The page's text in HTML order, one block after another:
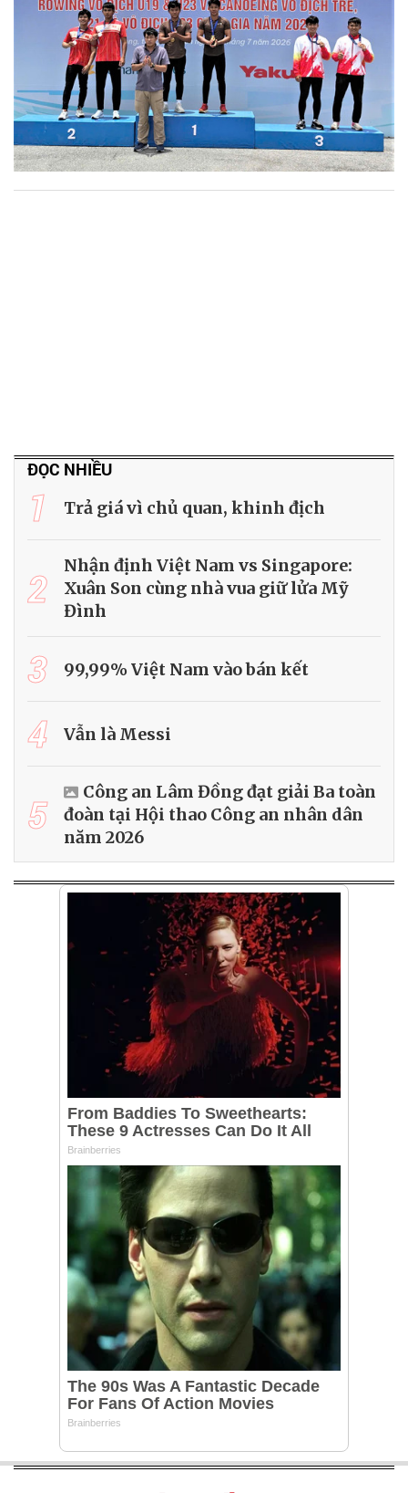
ĐỌC NHIỀU
1 Trả giá vì chủ quan, khinh địch
2
Nhận định Việt Nam vs Singapore:
Xuân Son cùng nhà vua giữ lửa Mỹ
Đình
3 99,99% Việt Nam vào bán kết
4 Vẫn là Messi
5
Công an Lâm Đồng đạt giải Ba toàn
đoàn tại Hội thao Công an nhân dân
năm 2026